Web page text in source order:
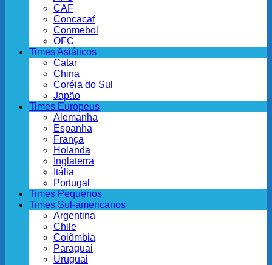
CAF
Concacaf
Conmebol
OFC
Times Asiáticos
Catar
China
Coréia do Sul
Japão
Times Europeus
Alemanha
Espanha
França
Holanda
Inglaterra
Itália
Portugal
Times Pequenos
Times Sul-americanos
Argentina
Chile
Colômbia
Paraguai
Uruguai